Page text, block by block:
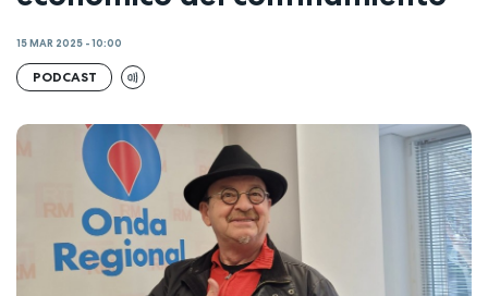
15 MAR 2025 - 10:00
PODCAST